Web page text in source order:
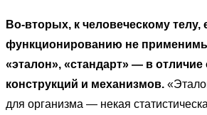
Во-вторых, к человеческому телу,
функционированию не
«эталон», «стандарт» — в
конструкций и механизмов.
для организма — некая